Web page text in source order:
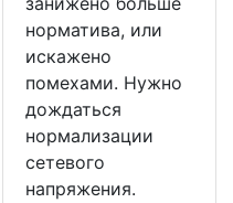
норматива, или
искажено
помехами. Нужно
дождаться
нормализации
сетевого
напряжения.